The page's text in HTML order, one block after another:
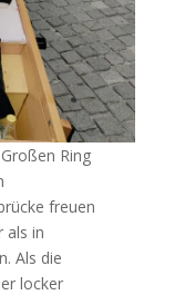
Ring
freuen
als in
Als die
locker